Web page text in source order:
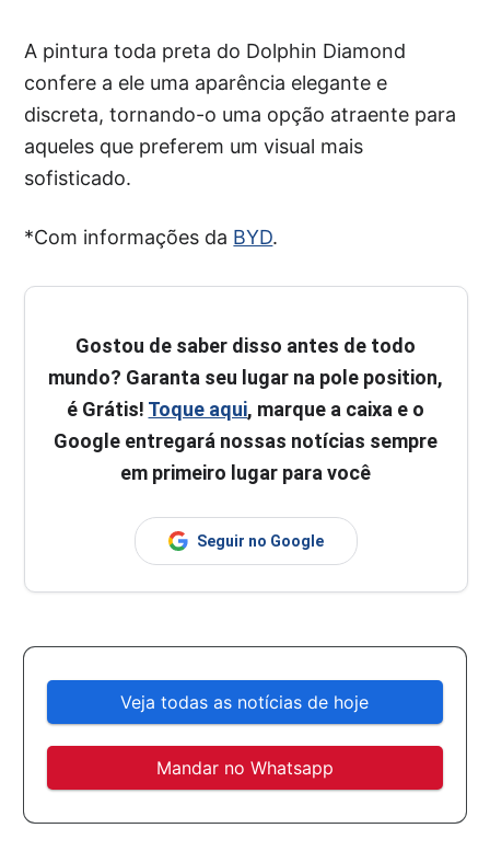
A pintura toda preta do Dolphin Diamond
confere a ele uma aparência elegante e
discreta, tornando-o uma opção atraente para
aqueles que preferem um visual mais
sofisticado.
*Com informações da BYD.
Gostou de saber disso antes de todo
mundo? Garanta seu lugar na pole position,
é Grátis! Toque aqui, marque a caixa e o
Google entregará nossas notícias sempre
em primeiro lugar para você
Seguir no Google
Veja todas as notícias de hoje
Mandar no Whatsapp